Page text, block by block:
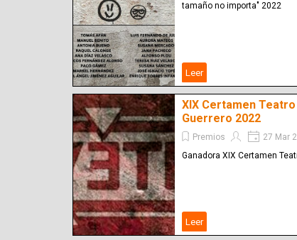
tamaño no importa" 2022
Leer
XIX Certamen
Guerrero 2022
Premios
27 Mar
Ganadora XIX Certamen
Leer